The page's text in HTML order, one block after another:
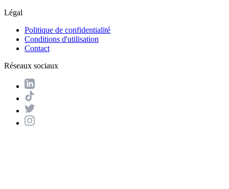
Légal
Politique de confidentialité
Conditions d'utilisation
Contact
Réseaux sociaux